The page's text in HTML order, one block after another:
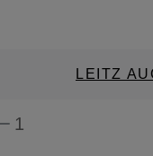
LEITZ
1